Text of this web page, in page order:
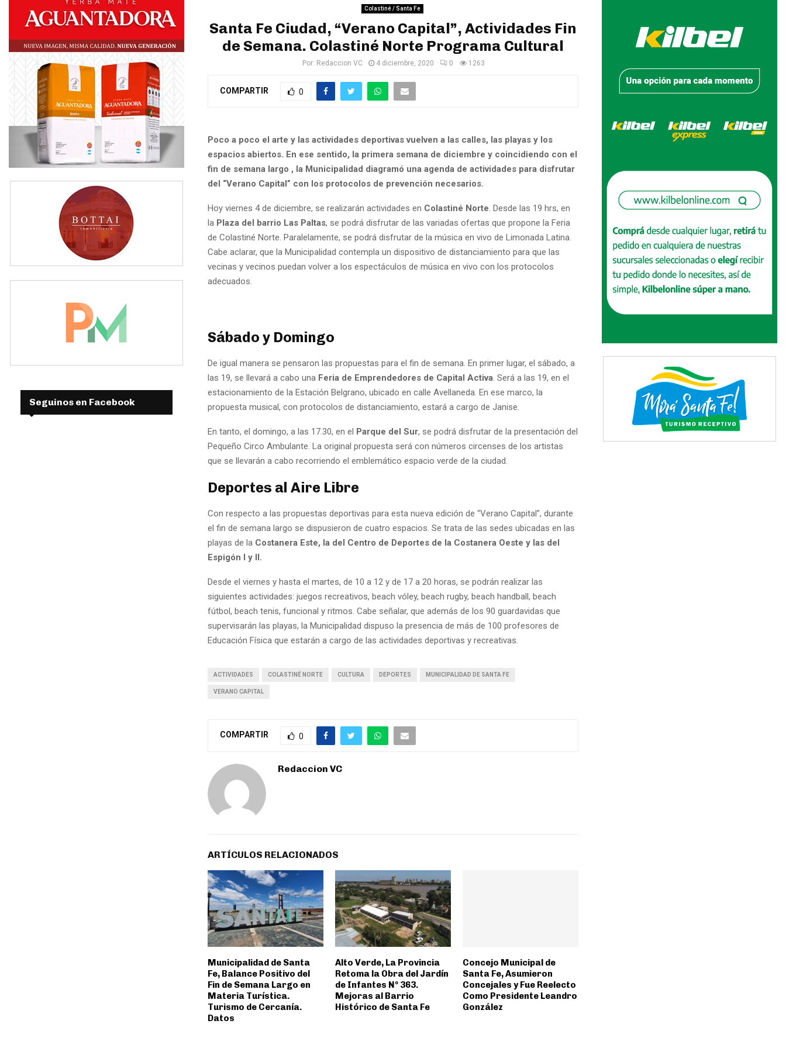
Colastiné / Santa Fe
Santa Fe Ciudad, “Verano Capital”, Actividades Fin
de Semana. Colastiné Norte Programa Cultural
Por: Redaccion VC 4 diciembre, 2020 0 1263
COMPARTIR 0
Poco a poco el arte y las actividades deportivas vuelven a las calles, las playas y los
espacios abiertos. En ese sentido, la primera semana de diciembre y coincidiendo con el
fin de semana largo , la Municipalidad diagramó una agenda de actividades para disfrutar
del “Verano Capital” con los protocolos de prevención necesarios.
Hoy viernes 4 de diciembre, se realizarán actividades en Colastiné Norte . Desde las 19 hrs, en
la Plaza del barrio Las Paltas, se podrá disfrutar de las variadas ofertas que propone la Feria
de Colastiné Norte. Paralelamente, se podrá disfrutar de la música en vivo de Limonada Latina.
Cabe aclarar, que la Municipalidad contempla un dispositivo de distanciamiento para que las
vecinas y vecinos puedan volver a los espectáculos de música en vivo con los protocolos
adecuados.
Sábado y Domingo
De igual manera se pensaron las propuestas para el fin de semana. En primer lugar, el sábado, a
las 19, se llevará a cabo una Feria de Emprendedores de Capital Activa . Será a las 19, en el
estacionamiento de la Estación Belgrano, ubicado en calle Avellaneda. En ese marco, la
propuesta musical, con protocolos de distanciamiento, estará a cargo de Janise.
En tanto, el domingo, a las 17.30, en el Parque del Sur, se podrá disfrutar de la presentación del
Pequeño Circo Ambulante. La original propuesta será con números circenses de los artistas
que se llevarán a cabo recorriendo el emblemático espacio verde de la ciudad.
Deportes al Aire Libre
Con respecto a las propuestas deportivas para esta nueva edición de “Verano Capital”, durante
el fin de semana largo se dispusieron de cuatro espacios. Se trata de las sedes ubicadas en las
playas de la Costanera Este, la del Centro de Deportes de la Costanera Oeste y las del
Espigón I y II.
Desde el viernes y hasta el martes, de 10 a 12 y de 17 a 20 horas, se podrán realizar las
siguientes actividades: juegos recreativos, beach vóley, beach rugby, beach handball, beach
fútbol, beach tenis, funcional y ritmos. Cabe señalar, que además de los 90 guardavidas que
supervisarán las playas, la Municipalidad dispuso la presencia de más de 100 profesores de
Educación Física que estarán a cargo de las actividades deportivas y recreativas.
ACTIVIDADES COLASTINÉ NORTE CULTURA DEPORTES MUNICIPALIDAD DE SANTA FE
VERANO CAPITAL
COMPARTIR 0
Redaccion VC
ARTÍCULOS RELACIONADOS
Municipalidad de Santa
Fe, Balance Positivo del
Fin de Semana Largo en
Materia Turística.
Turismo de Cercanía.
Datos
Alto Verde, La Provincia
Retoma la Obra del Jardín
de Infantes Nº 363.
Mejoras al Barrio
Histórico de Santa Fe
Concejo Municipal de
Santa Fe, Asumieron
Concejales y Fue Reelecto
Como Presidente Leandro
González
Seguinos en Facebook